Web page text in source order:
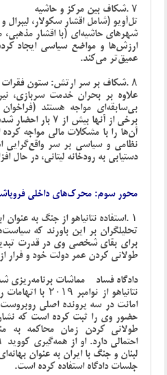
۷.شکاف بین مرکز و حاشیه
تل‌آویو (شامل اقشار سکولار،
شهرهای حاشیه‌ای (با اقشار مذهبی،
ارزش‌ها و مواضع سیاسی ایجاد
عمیق‌تر می‌کند.
۸.شکاف بر سر ارتش: ستون فقرات
علاوه بر بحران خدمت سربازی،
برخی از آنها بیش
آن‌ها را با مشکلات مالی مواجه
نظامی و سیاسی بر سر واقع‌گرایی
دستیابی به رودخانه لیتانی، در حال
محور سوم: محرک‌های داخلی
۱ .استفاده نتانیاهو از جنگ به
تحلیلگران بر این باورند که
برای بقای شخصی وی در قدرت
طولانی کردن عمر دولت خود و فرار
دادگاه فساد - مماشات برنامه‌ریزی
نتانیاهو از
حضور وی را ثبت کرده است که
طولانی کردن زمان محاکمه به
لبنان و جنگ با ایران به عنوان
جلسات دادگاه استفاده کرده است.